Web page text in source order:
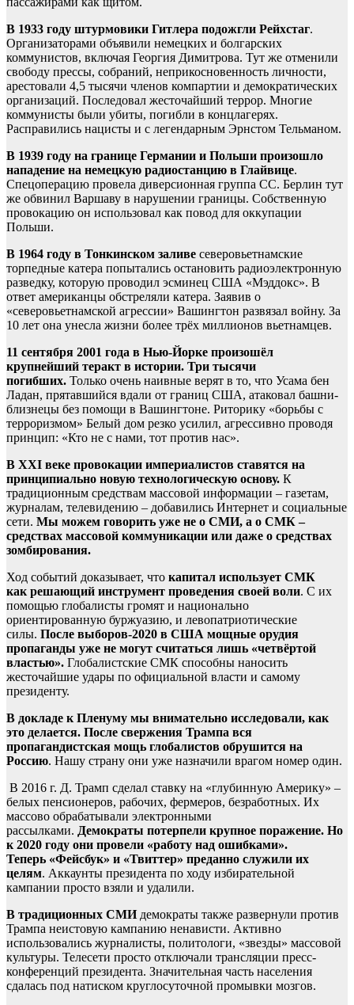
В 1933 году штурмовики Гитлера подожгли Рейхстаг.
Организаторами объявили немецких и болгарских
коммунистов, включая Георгия Димитрова. Тут же отменили
свободу прессы, собраний, неприкосновенность личности,
арестовали 4,5 тысячи членов компартии и демократических
организаций. Последовал жесточайший террор. Многие
коммунисты были убиты, погибли в концлагерях.
Расправились нацисты и с легендарным Эрнстом Тельманом.
В 1939 году на границе Германии и Польши произошло
нападение на немецкую радиостанцию в Глайвице.
Спецоперацию провела диверсионная группа СС. Берлин тут
же обвинил Варшаву в нарушении границы. Собственную
провокацию он использовал как повод для оккупации
Польши.
В 1964 году в Тонкинском заливе северовьетнамские
торпедные катера попытались остановить радиоэлектронную
разведку, которую проводил эсминец США «Мэддокс». В
ответ американцы обстреляли катера. Заявив о
«северовьетнамской агрессии» Вашингтон развязал войну. За
10 лет она унесла жизни более трёх миллионов вьетнамцев.
11 сентября 2001 года в Нью-Йорке произошёл
крупнейший теракт в истории. Три тысячи
погибших. Только очень наивные верят в то, что Усама бен
Ладан, прятавшийся вдали от границ США, атаковал башни-
близнецы без помощи в Вашингтоне. Риторику «борьбы с
терроризмом» Белый дом резко усилил, агрессивно проводя
принцип: «Кто не с нами, тот против нас».
В ХХI веке провокации империалистов ставятся на
принципиально новую технологическую основу. К
традиционным средствам массовой информации – газетам,
журналам, телевидению – добавились Интернет и социальные
сети. Мы можем говорить уже не о СМИ, а о СМК –
средствах массовой коммуникации или даже о средствах
зомбирования.
Ход событий доказывает, что капитал использует СМК
как решающий инструмент проведения своей воли. С их
помощью глобалисты громят и национально
ориентированную буржуазию, и левопатриотические
силы. После выборов-2020 в США мощные орудия
пропаганды уже не могут считаться лишь «четвёртой
властью». Глобалистские СМК способны наносить
жесточайшие удары по официальной власти и самому
президенту.
В докладе к Пленуму мы внимательно исследовали, как
это делается. После свержения Трампа вся
пропагандистская мощь глобалистов обрушится на
Россию. Нашу страну они уже назначили врагом номер один.
В 2016 г. Д. Трамп сделал ставку на «глубинную Америку» –
белых пенсионеров, рабочих, фермеров, безработных. Их
массово обрабатывали электронными
рассылками. Демократы потерпели крупное поражение. Но
к 2020 году они провели «работу над ошибками».
Теперь «Фейсбук» и «Твиттер» преданно служили их
целям. Аккаунты президента по ходу избирательной
кампании просто взяли и удалили.
В традиционных СМИдемократы также развернули против
Трампа неистовую кампанию ненависти. Активно
использовались журналисты, политологи, «звезды» массовой
культуры. Телесети просто отключали трансляции пресс-
конференций президента. Значительная часть населения
сдалась под натиском круглосуточной промывки мозгов.